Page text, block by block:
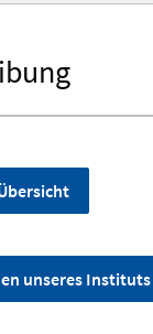
unseres Instituts